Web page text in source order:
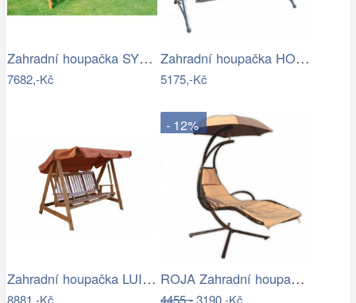
Zahradní houpačka SYLVA Rojaplast
7682,-Kč
Zahradní houpačka HOLLYWOOD ROJAPLAST
5175,-Kč
Zahradní houpačka LUISA ROJAPLAST
- 12%
ROJA Zahradní houpačka ZW 6119 - béžová